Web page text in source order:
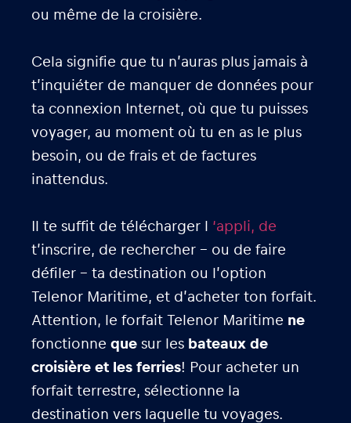
ou même de la croisière.
Cela signifie que tu n’auras plus jamais à
t’inquiéter de manquer de données pour
ta connexion Internet, où que tu puisses
voyager, au moment où tu en as le plus
besoin, ou de frais et de factures
inattendus.
Il te suffit de télécharger l ‘appli, de
t’inscrire, de rechercher – ou de faire
défiler – ta destination ou l’option
Telenor Maritime, et d’acheter ton forfait.
Attention, le forfait Telenor Maritime ne
fonctionne que sur les bateaux de
croisière et les ferries! Pour acheter un
forfait terrestre, sélectionne la
destination vers laquelle tu voyages.